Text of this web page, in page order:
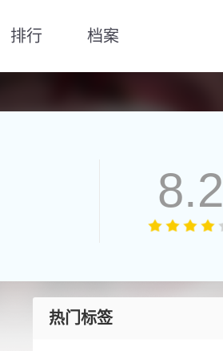
排行 档案
8.2
热门标签